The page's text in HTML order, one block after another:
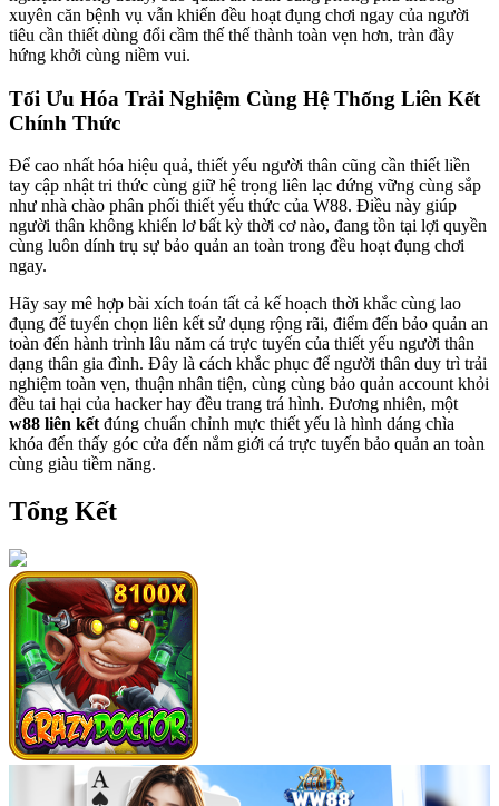
xuyên căn bệnh vụ vẫn khiến đều hoạt đụng chơi ngay của người
tiêu cần thiết dùng đổi cầm thế thế thành toàn vẹn hơn, tràn đầy
hứng khởi cùng niềm vui.
Tối Ưu Hóa Trải Nghiệm Cùng Hệ Thống Liên Kết
Chính Thức
Để cao nhất hóa hiệu quả, thiết yếu người thân cũng cần thiết liền
tay cập nhật tri thức cùng giữ hệ trọng liên lạc đứng vững cùng sắp
như nhà chào phân phối thiết yếu thức của W88. Điều này giúp
người thân không khiến lơ bất kỳ thời cơ nào, đang tồn tại lợi quyền
cùng luôn dính trụ sự bảo quản an toàn trong đều hoạt đụng chơi
ngay.
Hãy say mê hợp bài xích toán tất cả kế hoạch thời khắc cùng lao
đụng để tuyển chọn liên kết sử dụng rộng rãi, điểm đến bảo quản an
toàn đến hành trình lâu năm cá trực tuyến của thiết yếu người thân
dạng thân gia đình. Đây là cách khắc phục để người thân duy trì trải
nghiệm toàn vẹn, thuận nhân tiện, cùng cùng bảo quản account khỏi
đều tai hại của hacker hay đều trang trá hình. Đương nhiên, một
w88 liên kết đúng chuẩn chỉnh mực thiết yếu là hình dáng chìa
khóa đến thấy góc cửa đến nắm giới cá trực tuyến bảo quản an toàn
cùng giàu tiềm năng.
Tổng Kết